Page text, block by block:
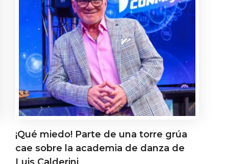
¡Qué miedo! Parte de una torre grúa
cae sobre la academia de danza de